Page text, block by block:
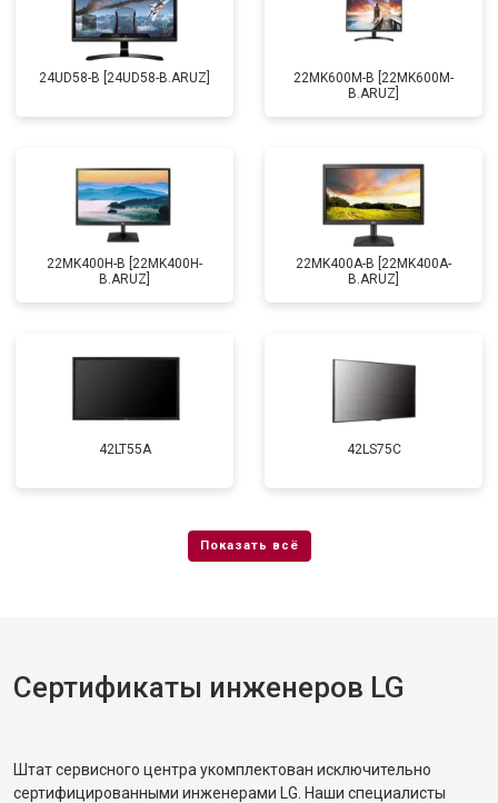
24UD58-B [24UD58-B.ARUZ]
22MK600M-B [22MK600M-
B.ARUZ]
22MK400H-B [22MK400H-
B.ARUZ]
22MK400A-B [22MK400A-
B.ARUZ]
42LT55A 42LS75C
Сертификаты инженеров LG
Штат сервисного центра укомплектован исключительно
сертифицированными инженерами LG. Наши специалисты